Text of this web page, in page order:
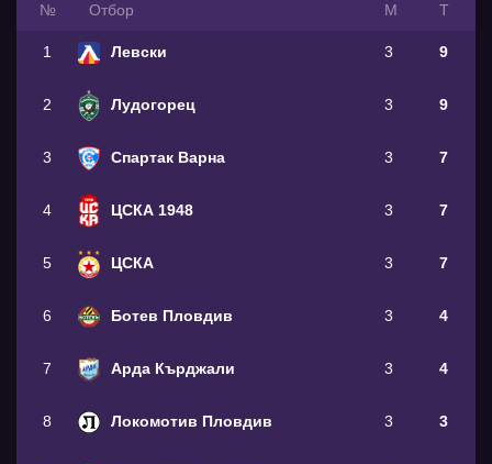
№ Oтбор М Т
1 Левски 3 9
2 Лудогорец 3 9
3 Спартак Варна 3 7
4 ЦСКА 1948 3 7
5 ЦСКА 3 7
6 Ботев Пловдив 3 4
7 Арда Кърджали 3 4
8 Локомотив Пловдив 3 3